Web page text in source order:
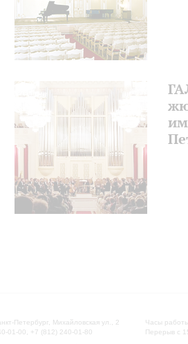
Петербург, Михайловская ул., 2
01-00, +7 (812) 240-01-80
Часы
Перерыв с